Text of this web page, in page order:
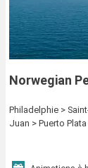
Norwegian
Philadelphie >
Juan > Puerto